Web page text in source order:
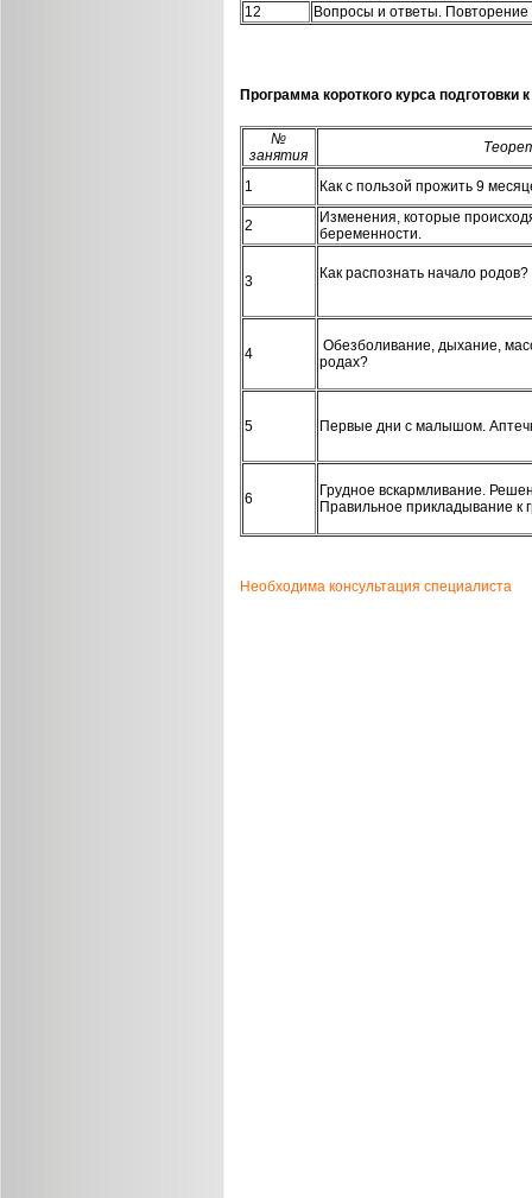
12
Вопросы и ответы. Повторение
Программа короткого курса подготовки
№
занятия
1 Как с пользой прожить 9
2
Изменения, которые
беременности.
3 Как распознать начало
4
Обезболивание, дыхание,
родах?
5 Первые дни с малышом.
6
Грудное вскармливание.
Правильное прикладывание к
Необходима консультация специалиста